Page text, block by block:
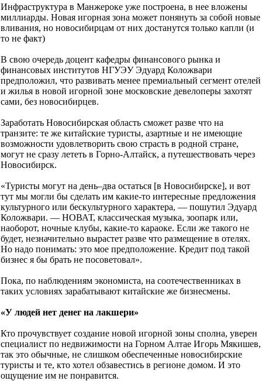
Инфраструктура в Манжероке уже построена, в нее вложены
миллиарды. Новая игорная зона может понянуть за собой новые
вливания, но новосибирцам от них достанутся только капли (и
то не факт)
В свою очередь доцент кафедры финансового рынка и
финансовых институтов НГУЭУ Эдуард Коложвари
предположил, что развивать менее премиальный сегмент отелей
и жилья в новой игорной зоне московские девелоперы захотят
сами, без новосибирцев.
Заработать Новосибирская область сможет разве что на
транзите: те же китайские туристы, азартные и не имеющие
возможности удовлетворить свою страсть в родной стране,
могут не сразу лететь в Горно-Алтайск, а путешествовать через
Новосибирск.
«Туристы могут на день–два остаться [в Новосибирске], и вот
тут мы могли бы сделать им какие-то интересные предложения
культурного или бескультурного характера, — пошутил Эдуард
Коложвари. — НОВАТ, классическая музыка, зоопарк или,
наоборот, ночные клубы, какие-то караоке. Если же такого не
будет, незначительно вырастет разве что размещение в отелях.
Но надо понимать: это мое предположение. Кредит под такой
бизнес я бы брать не посоветовал».
Пока, по наблюдениям экономиста, на соотечественниках в
таких условиях зарабатывают китайские же бизнесмены.
«У людей нет денег на лакшери»
Кто прочувствует создание новой игорной зоны сполна, уверен
специалист по недвижимости на Горном Алтае Игорь Мякишев,
так это обычные, не слишком обеспеченные новосибирские
туристы и те, кто хотел обзавестись в регионе домом. И это
ощущение им не понравится.